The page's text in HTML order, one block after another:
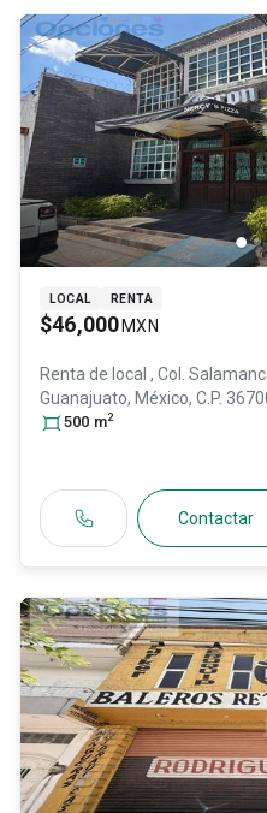
LOCAL RENTA
$46,000 MXN
Renta de local , Col.
Guanajuato, México, C.P.
500 m2
Contactar